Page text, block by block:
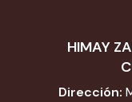
HIMAY
Dirección: